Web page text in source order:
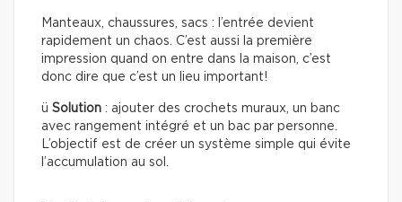
Manteaux, chaussures, sacs : l’entrée devient
rapidement un chaos. C’est aussi la première
impression quand on entre dans la maison, c’est
donc dire que c’est un lieu important!
ü Solution : ajouter des crochets muraux, un banc
avec rangement intégré et un bac par personne.
L’objectif est de créer un système simple qui évite
l’accumulation au sol.